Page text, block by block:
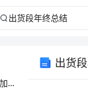
驻马店市驿城区板桥供销社加油点介绍企业发展分析报告
出货